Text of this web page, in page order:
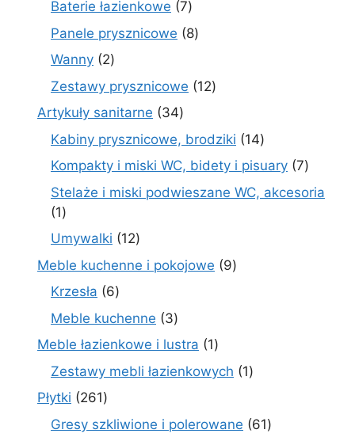
Baterie łazienkowe 77
produktów
Panele prysznicowe 88
Wanny 22
produkty
Zestawy prysznicowe 1212
Artykuły sanitarne 3434
produkty
Kabiny prysznicowe, brodziki 1414
produktów
Kompakty i miski WC, bidety i pisuary 77
Stelaże i miski podwieszane WC, akcesoria
11
produkt
Umywalki 1212
produktów
Meble kuchenne i pokojowe 99
Krzesła 66
produktów
Meble kuchenne 33
produkty
Meble łazienkowe i lustra 11
produkt
Zestawy mebli łazienkowych 11
Płytki 261261
produktów
Gresy szkliwione i polerowane 6161